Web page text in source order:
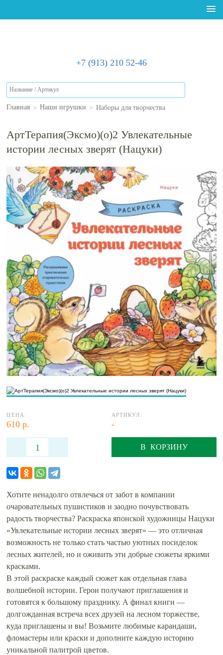
+7 (913) 210 52-46
Главная > Наши игрушки > Наборы для творчества
АртТерапия(Эксмо)(о)2 Увлекательные
истории лесных зверят (Нацуки)
ЦЕНА:
610 р.
АРТИКУЛ:
-
В КОРЗИНУ
Хотите ненадолго отвлечься от забот в компании
очаровательных пушистиков и заодно почувствовать
радость творчества? Раскраска японской художницы Нацуки
«Увлекательные истории лесных зверят» — это отличная
возможность не только стать частью уютных посиделок
лесных жителей, но и оживить эти добрые сюжеты яркими
красками.
В этой раскраске каждый сюжет как отдельная глава
волшебной истории. Герои получают приглашения и
готовятся к большому празднику. А финал книги —
долгожданная встреча всех друзей на лесном торжестве,
куда приглашены и вы! Возьмите любимые карандаши,
фломастеры или краски и дополните каждую историю
уникальной палитрой цветов.